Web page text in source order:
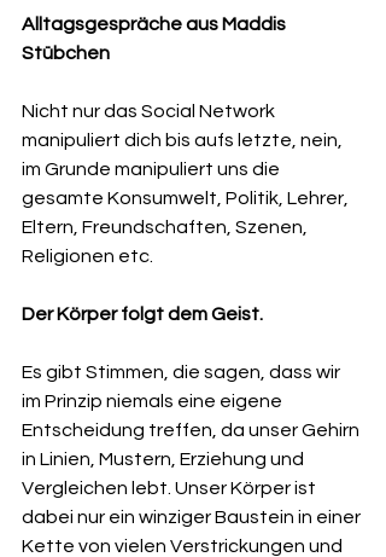
Alltagsgespräche aus Maddis
Stübchen
Nicht nur das Social Network
manipuliert dich bis aufs letzte, nein,
im Grunde manipuliert uns die
gesamte Konsumwelt, Politik, Lehrer,
Eltern, Freundschaften, Szenen,
Religionen etc.
Der Körper folgt dem Geist.
Es gibt Stimmen, die sagen, dass wir
im Prinzip niemals eine eigene
Entscheidung treffen, da unser Gehirn
in Linien, Mustern, Erziehung und
Vergleichen lebt. Unser Körper ist
dabei nur ein winziger Baustein in einer
Kette von vielen Verstrickungen und